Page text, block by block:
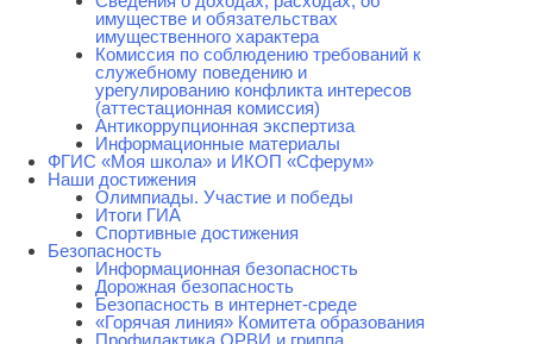
имуществе и обязательствах
имущественного характера
Комиссия по соблюдению требований к
служебному поведению и
урегулированию конфликта интересов
(аттестационная комиссия)
Антикоррупционная экспертиза
Информационные материалы
ФГИС «Моя школа» и ИКОП «Сферум»
Наши достижения
Олимпиады. Участие и победы
Итоги ГИА
Спортивные достижения
Безопасность
Информационная безопасность
Дорожная безопасность
Безопасность в интернет-среде
«Горячая линия» Комитета образования
Профилактика ОРВИ и гриппа